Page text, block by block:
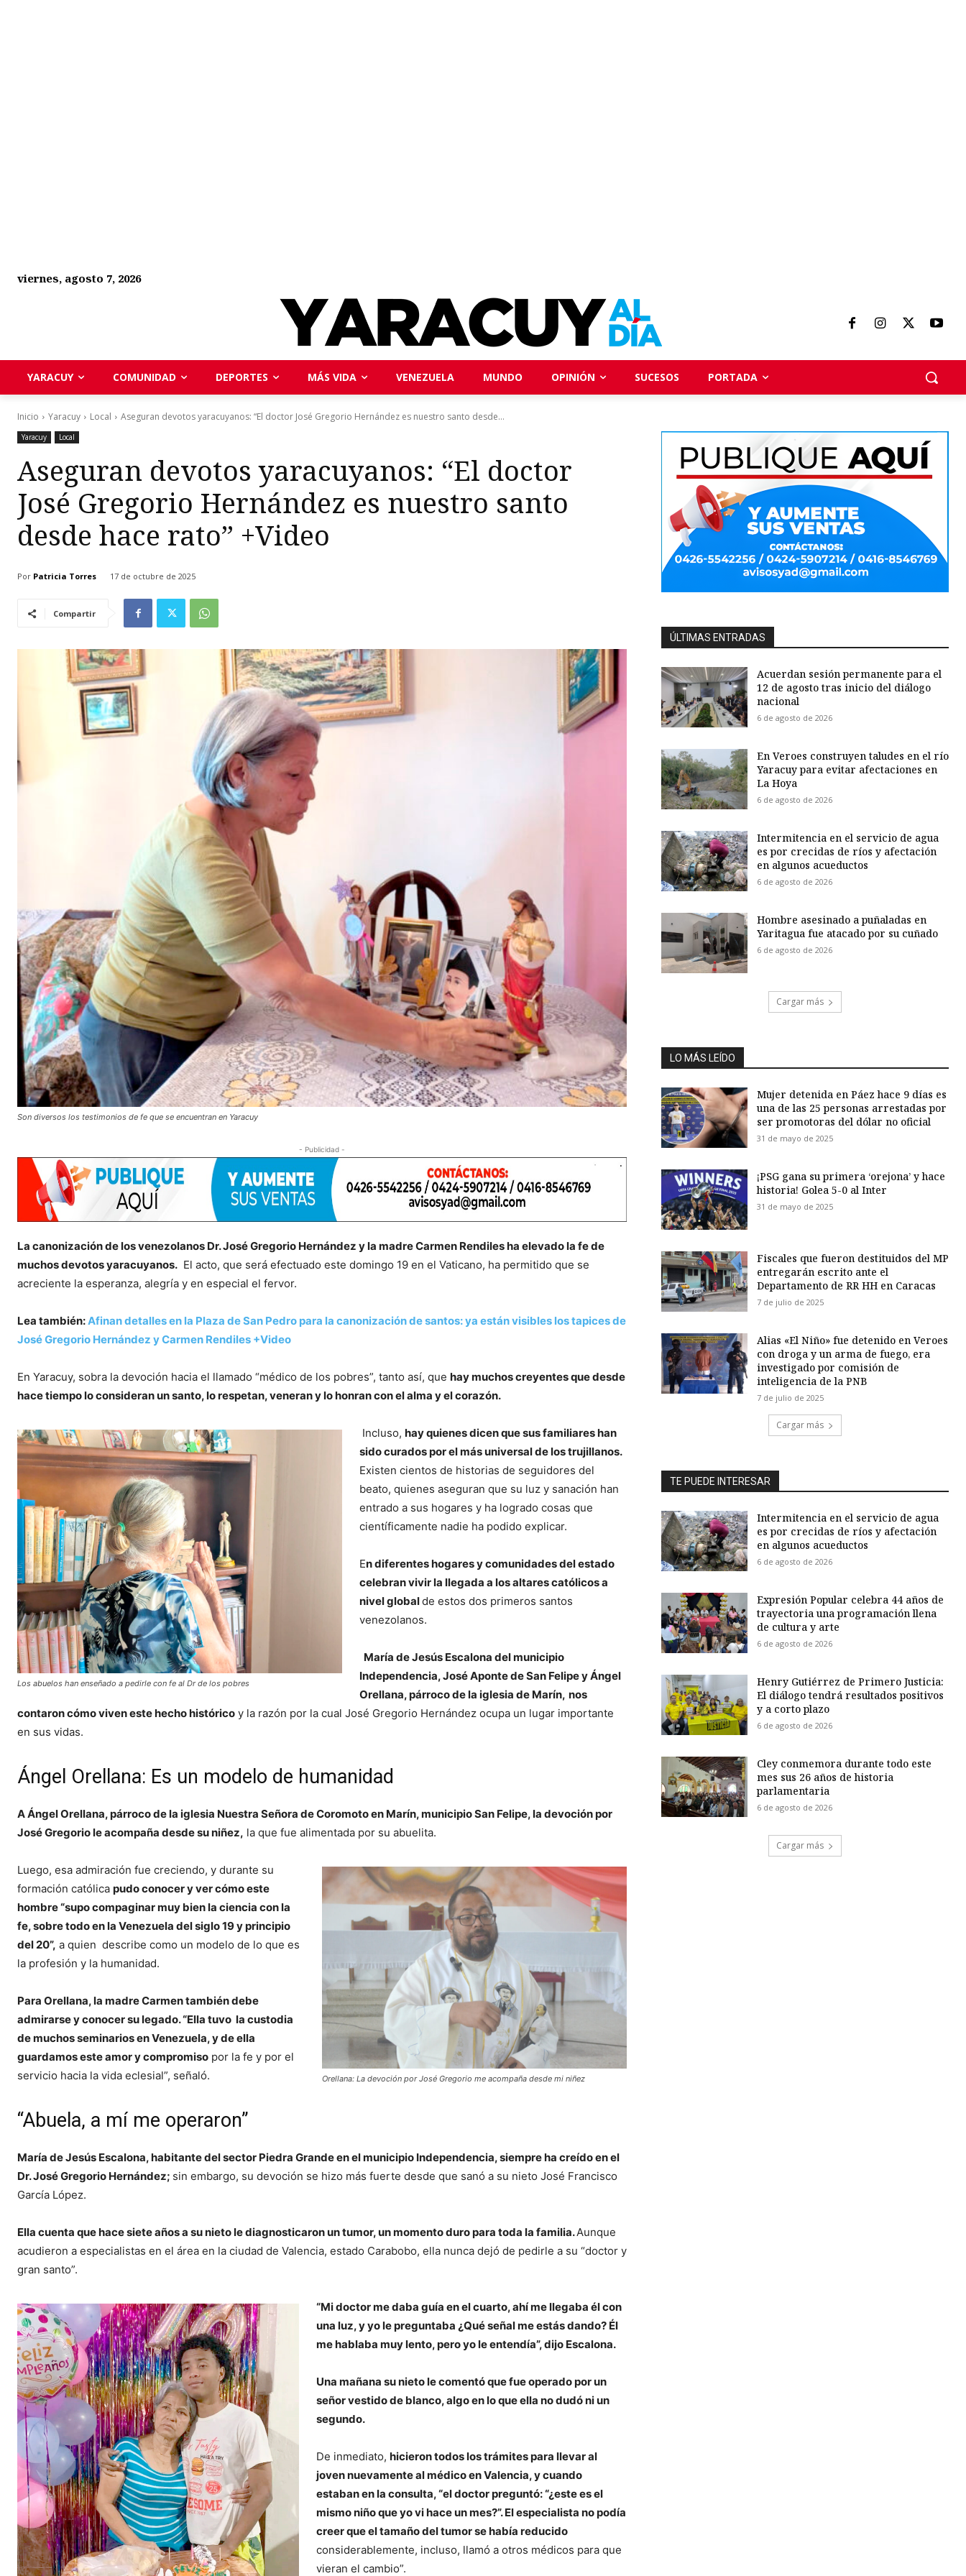
viernes, agosto 7, 2026
YARACUY COMUNIDAD DEPORTES MÁS VIDA VENEZUELA MUNDO OPINIÓN SUCESOS PORTADA
Inicio Yaracuy Local Aseguran devotos yaracuyanos: “El doctor José Gregorio Hernández es nuestro santo desde...
Yaracuy Local
Aseguran devotos yaracuyanos: “El doctor
José Gregorio Hernández es nuestro santo
desde hace rato” +Video
Por Patricia Torres 17 de octubre de 2025
Compartir
Son diversos los testimonios de fe que se encuentran en Yaracuy
- Publicidad -
La canonización de los venezolanos Dr. José Gregorio Hernández y la madre Carmen Rendiles ha elevado la fe de
muchos devotos yaracuyanos. El acto, que será efectuado este domingo 19 en el Vaticano, ha permitido que se
acreciente la esperanza, alegría y en especial el fervor.
Lea también:Afinan detalles en la Plaza de San Pedro para la canonización de santos: ya están visibles los tapices de
José Gregorio Hernández y Carmen Rendiles +Video
En Yaracuy, sobra la devoción hacia el llamado “médico de los pobres”, tanto así, que hay muchos creyentes que desde
hace tiempo lo consideran un santo, lo respetan, veneran y lo honran con el alma y el corazón.
Los abuelos han enseñado a pedirle con fe al Dr de los pobres
Incluso, hay quienes dicen que sus familiares han
sido curados por el más universal de los trujillanos.
Existen cientos de historias de seguidores del
beato, quienes aseguran que su luz y sanación han
entrado a sus hogares y ha logrado cosas que
científicamente nadie ha podido explicar.
En diferentes hogares y comunidades del estado
celebran vivir la llegada a los altares católicos a
nivel globalde estos dos primeros santos
venezolanos.
María de Jesús Escalona del municipio
Independencia, José Aponte de San Felipe y Ángel
Orellana, párroco de la iglesia de Marín, nos
contaron cómo viven este hecho histórico y la razón por la cual José Gregorio Hernández ocupa un lugar importante
en sus vidas.
Ángel Orellana: Es un modelo de humanidad
A Ángel Orellana, párroco de la iglesia Nuestra Señora de Coromoto en Marín, municipio San Felipe, la devoción por
José Gregorio le acompaña desde su niñez, la que fue alimentada por su abuelita.
Orellana: La devoción por José Gregorio me acompaña desde mi niñez
Luego, esa admiración fue creciendo, y durante su
formación católica pudo conocer y ver cómo este
hombre “supo compaginar muy bien la ciencia con la
fe, sobre todo en la Venezuela del siglo 19 y principio
del 20”, a quien describe como un modelo de lo que es
la profesión y la humanidad.
Para Orellana, la madre Carmen también debe
admirarse y conocer su legado. “Ella tuvo la custodia
de muchos seminarios en Venezuela, y de ella
guardamos este amor y compromiso por la fe y por el
servicio hacia la vida eclesial”, señaló.
“Abuela, a mí me operaron”
María de Jesús Escalona, habitante del sector Piedra Grande en el municipio Independencia, siempre ha creído en el
Dr. José Gregorio Hernández; sin embargo, su devoción se hizo más fuerte desde que sanó a su nieto José Francisco
García López.
Ella cuenta que hace siete años a su nieto le diagnosticaron un tumor, un momento duro para toda la familia.Aunque
acudieron a especialistas en el área en la ciudad de Valencia, estado Carabobo, ella nunca dejó de pedirle a su “doctor y
gran santo”.
“Mi doctor me daba guía en el cuarto, ahí me llegaba él con
una luz, y yo le preguntaba ¿Qué señal me estás dando? Él
me hablaba muy lento, pero yo le entendía”, dijo Escalona.
Una mañana su nieto le comentó que fue operado por un
señor vestido de blanco, algo en lo que ella no dudó ni un
segundo.
De inmediato, hicieron todos los trámites para llevar al
joven nuevamente al médico en Valencia, y cuando
estaban en la consulta, “el doctor preguntó: “¿este es el
mismo niño que yo vi hace un mes?”. El especialista no podía
creer que el tamaño del tumor se había reducido
considerablemente, incluso, llamó a otros médicos para que
vieran el cambio”.
ÚLTIMAS ENTRADAS
Acuerdan sesión permanente para el
12 de agosto tras inicio del diálogo
nacional
6 de agosto de 2026
En Veroes construyen taludes en el río
Yaracuy para evitar afectaciones en
La Hoya
6 de agosto de 2026
Intermitencia en el servicio de agua
es por crecidas de ríos y afectación
en algunos acueductos
6 de agosto de 2026
Hombre asesinado a puñaladas en
Yaritagua fue atacado por su cuñado
6 de agosto de 2026
Cargar más
LO MÁS LEÍDO
Mujer detenida en Páez hace 9 días es
una de las 25 personas arrestadas por
ser promotoras del dólar no oficial
31 de mayo de 2025
¡PSG gana su primera ‘orejona’ y hace
historia! Golea 5-0 al Inter
31 de mayo de 2025
Fiscales que fueron destituidos del MP
entregarán escrito ante el
Departamento de RR HH en Caracas
7 de julio de 2025
Alias «El Niño» fue detenido en Veroes
con droga y un arma de fuego, era
investigado por comisión de
inteligencia de la PNB
7 de julio de 2025
Cargar más
TE PUEDE INTERESAR
Intermitencia en el servicio de agua
es por crecidas de ríos y afectación
en algunos acueductos
6 de agosto de 2026
Expresión Popular celebra 44 años de
trayectoria una programación llena
de cultura y arte
6 de agosto de 2026
Henry Gutiérrez de Primero Justicia:
El diálogo tendrá resultados positivos
y a corto plazo
6 de agosto de 2026
Cley conmemora durante todo este
mes sus 26 años de historia
parlamentaria
6 de agosto de 2026
Cargar más